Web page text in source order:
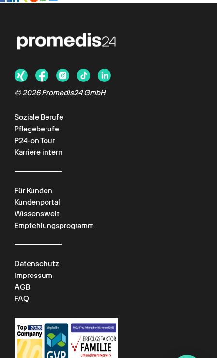
© 2026 Promedis24 GmbH
Soziale Berufe
Pflegeberufe
P24-on Tour
Karriere intern
Für Kunden
Kundenportal
Wissenswelt
Empfehlungsprogramm
Datenschutz
Impressum
AGB
FAQ